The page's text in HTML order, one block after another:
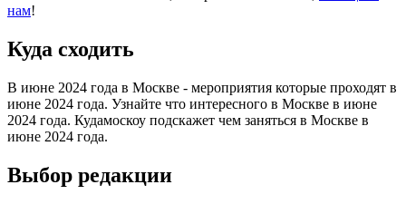
нам!
Куда сходить
В июне 2024 года в Москве - мероприятия которые проходят в
июне 2024 года. Узнайте что интересного в Москве в июне
2024 года. Кудамоскоу подскажет чем заняться в Москве в
июне 2024 года.
Выбор редакции